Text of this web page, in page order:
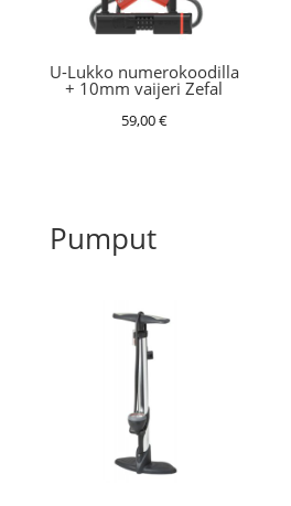
U-Lukko numerokoodilla
+ 10mm vaijeri Zefal
59,00€
Pumput